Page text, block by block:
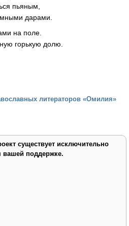
пьяным,
дарами.
на поле.
горькую долю.
литераторов «Омилия»
существует исключительно
вашей поддержке.